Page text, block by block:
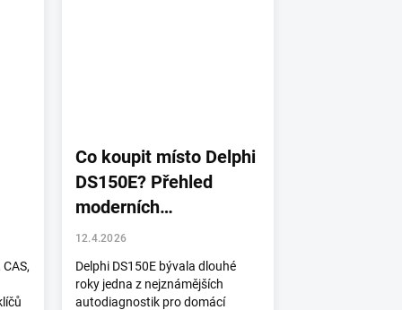
Co koupit místo Delphi
DS150E? Přehled
moderních
autodiagnostik pro
domácí použití i servis
12.4.2026
Delphi DS150E bývala dlouhé
roky jedna z nejznámějších
autodiagnostik pro domácí